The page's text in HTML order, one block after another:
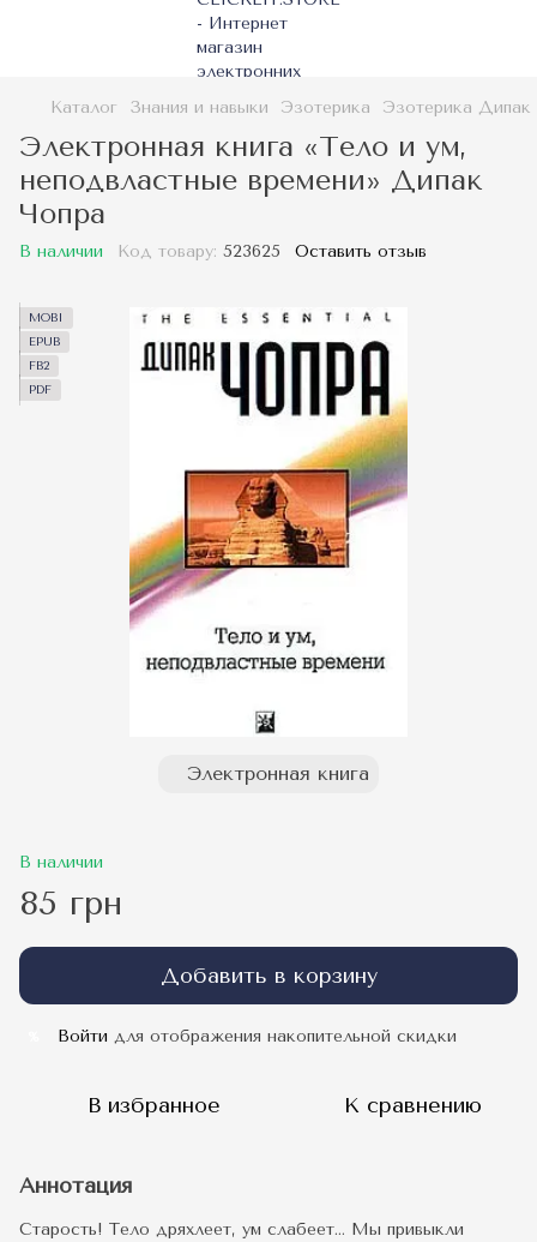
Каталог Знания и навыки Эзотерика Эзотерика Дипак
Электронная книга «Тело и ум,
неподвластные времени» Дипак
Чопра
В наличии Код товару: 523625 Оставить отзыв
MOBI
EPUB
FB2
PDF
Электронная книга
В наличии
85 грн
Добавить в корзину
Войти для отображения накопительной скидки
В избранное К сравнению
Аннотация
Старость! Тело дряхлеет, ум слабеет… Мы привыкли